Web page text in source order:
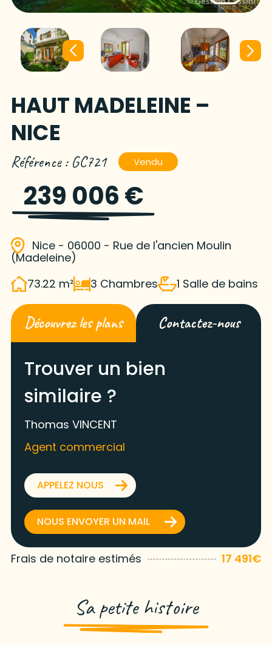
HAUT MADELEINE –
NICE
Référence : GC721 Vendu
239 006 €
Nice - 06000 - Rue de l'ancien Moulin
(Madeleine)
73.22 m²
3 Chambres 1 Salle de bains
Découvrez les plans Contactez-nous
Trouver un bien
similaire ?
Thomas VINCENT
Agent commercial
APPELEZ NOUS
NOUS ENVOYER UN MAIL
Frais de notaire estimés 17 491€
Sa petite histoire